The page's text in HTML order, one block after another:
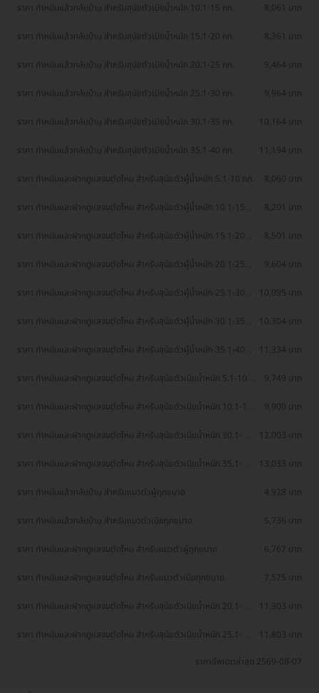
ราคา ทำหมันแล้วกลับบ้าน สำหรับสุนัขตัวเมียน้ำหนัก 10.1-15 กก. 8,061 บาท
ราคา ทำหมันแล้วกลับบ้าน สำหรับสุนัขตัวเมียน้ำหนัก 15.1-20 กก. 8,361 บาท
ราคา ทำหมันแล้วกลับบ้าน สำหรับสุนัขตัวเมียน้ำหนัก 20.1-25 กก. 9,464 บาท
ราคา ทำหมันแล้วกลับบ้าน สำหรับสุนัขตัวเมียน้ำหนัก 25.1-30 กก. 9,964 บาท
ราคา ทำหมันแล้วกลับบ้าน สำหรับสุนัขตัวเมียน้ำหนัก 30.1-35 กก. 10,164 บาท
ราคา ทำหมันแล้วกลับบ้าน สำหรับสุนัขตัวเมียน้ำหนัก 35.1-40 กก. 11,194 บาท
ราคา ทำหมันและฝากดูแลจนตัดไหม สำหรับสุนัขตัวผู้น้ำหนัก 5.1-10 กก. 8,060 บาท
ราคา ทำหมันและฝากดูแลจนตัดไหม สำหรับสุนัขตัวผู้น้ำหนัก 10.1-15
8,201 บาท
ราคา ทำหมันและฝากดูแลจนตัดไหม สำหรับสุนัขตัวผู้น้ำหนัก 15.1-20
8,501 บาท
ราคา ทำหมันและฝากดูแลจนตัดไหม สำหรับสุนัขตัวผู้น้ำหนัก 20.1-25
9,604 บาท
ราคา ทำหมันและฝากดูแลจนตัดไหม สำหรับสุนัขตัวผู้น้ำหนัก 25.1-30
10,095 บาท
ราคา ทำหมันและฝากดูแลจนตัดไหม สำหรับสุนัขตัวผู้น้ำหนัก 30.1-35
10,304 บาท
ราคา ทำหมันและฝากดูแลจนตัดไหม สำหรับสุนัขตัวผู้น้ำหนัก 35.1-40
11,334 บาท
ราคา ทำหมันและฝากดูแลจนตัดไหม สำหรับสุนัขตัวเมียน้ำหนัก 5.1-10
9,749 บาท
ราคา ทำหมันและฝากดูแลจนตัดไหม สำหรับสุนัขตัวเมียน้ำหนัก 10.1-15
9,900 บาท
ราคา ทำหมันและฝากดูแลจนตัดไหม สำหรับสุนัขตัวเมียน้ำหนัก 30.1-35
12,003 บาท
ราคา ทำหมันและฝากดูแลจนตัดไหม สำหรับสุนัขตัวเมียน้ำหนัก 35.1-40
13,033 บาท
ราคา ทำหมันแล้วกลับบ้าน สำหรับแมวตัวผู้ทุกขนาด 4,928 บาท
ราคา ทำหมันแล้วกลับบ้าน สำหรับแมวตัวเมียทุกขนาด 5,736 บาท
ราคา ทำหมันและฝากดูแลจนตัดไหม สำหรับแมวตัวผู้ทุกขนาด 6,767 บาท
ราคา ทำหมันและฝากดูแลจนตัดไหม สำหรับแมวตัวเมียทุกขนาด 7,575 บาท
ราคา ทำหมันและฝากดูแลจนตัดไหม สำหรับสุนัขตัวเมียน้ำหนัก 20.1-25
11,303 บาท
ราคา ทำหมันและฝากดูแลจนตัดไหม สำหรับสุนัขตัวเมียน้ำหนัก 25.1-30
11,803 บาท
ราคาอัพเดตล่าสุด 2569-08-07